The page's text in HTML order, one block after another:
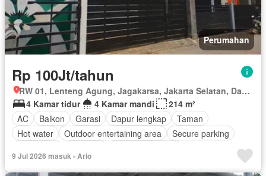
Perumahan
Rp 100Jt/tahun
RW 01, Lenteng Agung, Jagakarsa, Jakarta Selatan, Daerah Khusus Ibukota Jakarta
4 Kamar tidur
4 Kamar mandi
214 m²
AC
Balkon Garasi Dapur lengkap
Taman
Hot water
Outdoor entertaining area
Secure parking
9 Jul 2026 masuk - Ario